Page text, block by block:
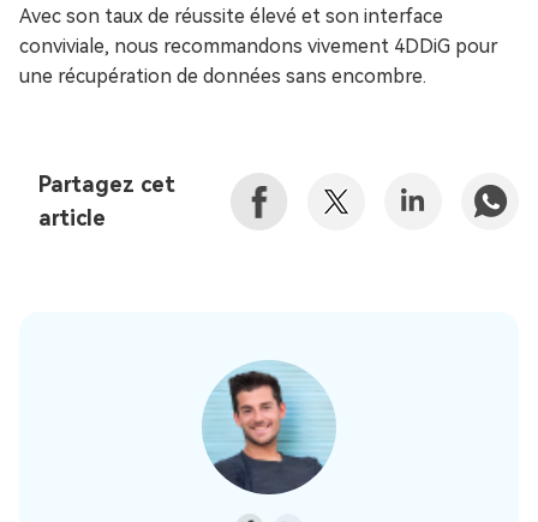
Avec son taux de réussite élevé et son interface
conviviale, nous recommandons vivement 4DDiG pour
une récupération de données sans encombre.
Partagez cet
article